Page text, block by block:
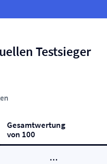
Testsieger
Gesamtwertung
von 100
…